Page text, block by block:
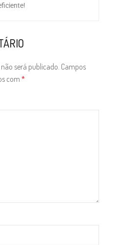
será publicado. Campos
com *